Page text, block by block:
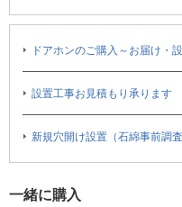
ドアホンのご購入～お届け・
設置工事お見積もり承ります
新規穴開け設置（石綿事前調
一緒に購入